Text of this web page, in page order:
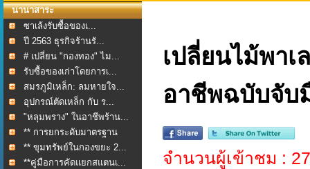
นานาสาระ
ซาเล้งรับซื้อของเ...
ปี 2563 ธุรกิจร้านรั...
# เปลี่ยน "กองทอง" ไม...
รับซื้อของเก่าโดยการเ...
สมรภูมิเหล็ก: ลมหายใจ...
อุปกรณ์ตัดเหล็ก กับ ร...
"หลุมพราง" ในอาชีพร้าน...
** การยกระดับมาตรฐาน
กา...
** ขุมทรัพย์ในกองขยะ 2...
**คู่มือการคัดแยกสแตนเ...
เปลี่ยนไม้พาเ
อาชีพฉบับจับ
จำนวนผู้เข้าชม :